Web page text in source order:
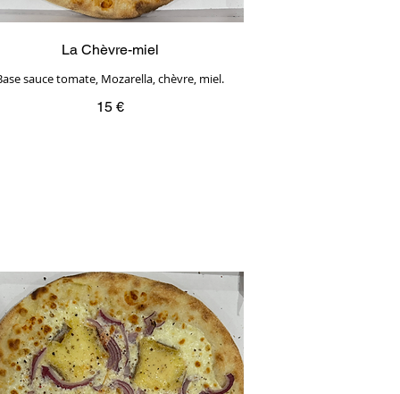
La Chèvre-miel
sauce tomate, Mozarella, chèvre, miel.
15 €